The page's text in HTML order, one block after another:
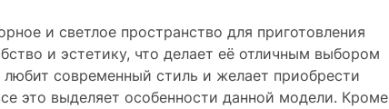
и светлое пространство для приготовления
и эстетику, что делает её отличным выбором
современный стиль и желает приобрести
это выделяет особенности данной модели. Кроме